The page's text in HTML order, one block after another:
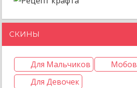
СКИНЫ
Для Мальчиков
Мобов
Для Девочек